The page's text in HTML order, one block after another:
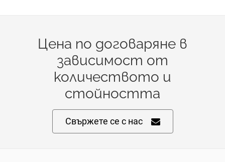
Цена по договаряне в
зависимост от
количеството и
стойността
Свържете се с нас